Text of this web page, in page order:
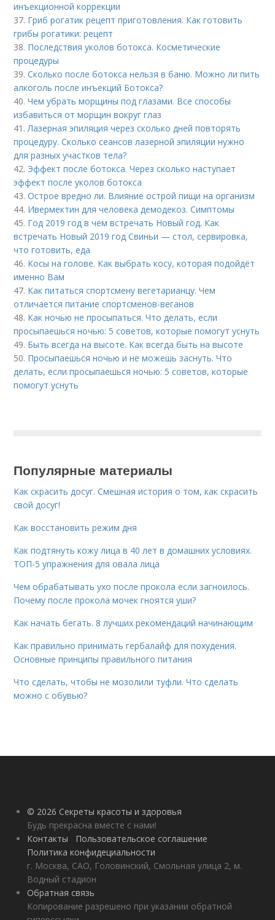
инъекционной коррекции
37. Гриб рогатик рецепт приготовления. Как готовить
грибы рогатики: рецепт
38. Последствия уколов ботокса. Косметические
процедуры
39.Сколько после ботокса нельзя в баню. Можно ли пить
алкоголь после инъекций Ботокса?
40.Чем убрать морщины под глазами. Все способы
избавиться от морщин вокруг глаз
41.Лазерная эпиляция через сколько дней повторять
процедуру. Сколько сеансов лазерной эпиляции нужно
для разных участков тела?
42. Эффект после ботокса. Через сколько наступает
эффект после уколов ботокса
43.Острое вредно ли. Влияние острой пищи на организм
44. Ивермектин для человека демодекоз. Симптомы
45. Год 2019 год в чем встречать Новый год. Как
встречать Новый 2019 год Свиньи — стол, сервировка,
что готовить, еда
46. Косы на голове. Как выбрать косу, которая подойдёт
именно Вам
47. Как питаться спортсмену вегетарианцу. Чем
отличается питание спортсменов-веганов
48. Как ночью не просыпаться. Что делать, если
просыпаешься ночью: 5 советов, которые помогут уснуть
49. Быть всегда на высоте. Как всегда быть на высоте
50. Просыпаешься ночью и не можешь заснуть. Что
делать, если просыпаешься ночью: 5 советов, которые
помогут уснуть
Популярные материалы
Как скрасить досуг. Смешная история о том, как скрасить
свой досуг!
Как восстановить режим дня
Как подтянуть кожу лица в 40 лет в домашних условиях.
ТОП-5 упражнения для овала лица
Чем обрабатывать ухо после прокола если загноилось.
Почему после прокола мочек гноятся уши?
Как начать бегать. 8 лучших рекомендаций начинающим
Как правильно принимать гербалайф для похудения.
Основные принципы правильного питания
Что сделать, чтобы не мозолили туфли. Что сделать
можно с обувью?
© 2026 Секреты красоты и здоровья
Будь прекрасна вместе с нами!
Контакты
Пользовательское соглашение
Политика конфидециальности
г. Москва, САО, Головинский, Смольная улица 2, м.
Водный стадион
Обратная связь
Копирование разрешено при указании обратной